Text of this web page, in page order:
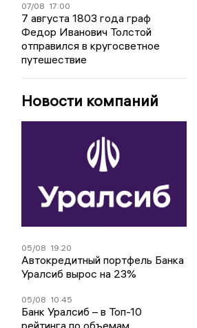
07/08 17:00
7 августа 1803 года граф
Федор Иванович Толстой
отправился в кругосветное
путешествие
Новости компаний
05/08 19:20
Автокредитный портфель Банка
Уралсиб вырос на 23%
05/08 10:45
Банк Уралсиб – в Топ-10
рейтинга по объемам